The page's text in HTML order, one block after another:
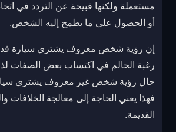
مستعملة ولكنها قبيحة عن التردد في
أو الحصول على ما يطمح إليه الشخص.
إن رؤية شخص معروف يشتري سيارة
رغبة الحالم في اكتساب بعض الصفات
حال رؤية شخص غير معروف يشتري
فهذا يعني الحاجة إلى معالجة الخلافات
القديمة.